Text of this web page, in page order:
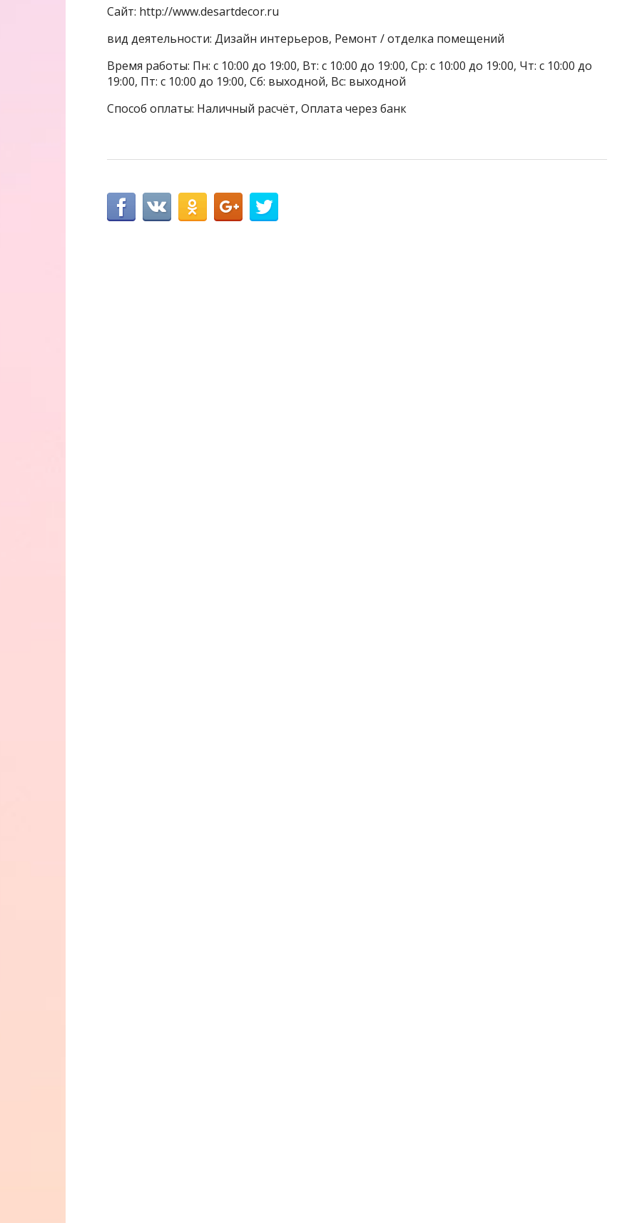
Сайт: http://www.desartdecor.ru
вид деятельности: Дизайн интерьеров, Ремонт / отделка помещений
Время работы: Пн: с 10:00 до 19:00, Вт: с 10:00 до 19:00, Ср: с 10:00 до 19:00, Чт: с 10:00 до
19:00, Пт: с 10:00 до 19:00, Сб: выходной, Вс: выходной
Способ оплаты: Наличный расчёт, Оплата через банк